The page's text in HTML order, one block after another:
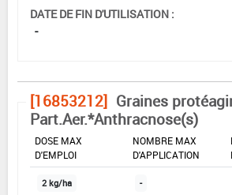
DATE DE FIN D'UTILISATION :
-
[16853212] Graines
Part.Aer.*Anthracnose(s)
DOSE MAX
D'EMPLOI
NOMBRE MAX
D'APPLICATION
2 kg/ha -